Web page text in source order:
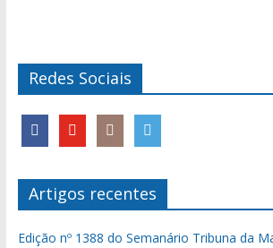
Redes Sociais
Artigos recentes
Edição nº 1388 do Semanário Tribuna da